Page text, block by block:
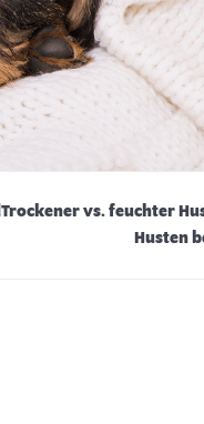
Trockener vs. feuchter
Husten